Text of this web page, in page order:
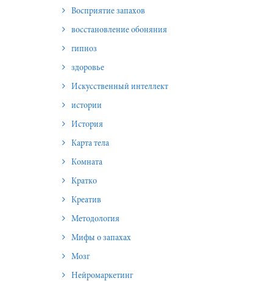
Восприятие запахов
восстановление обоняния
гипноз
здоровье
Искусственный интеллект
истории
История
Карта тела
Комната
Кратко
Креатив
Методология
Мифы о запахах
Мозг
Нейромаркетинг